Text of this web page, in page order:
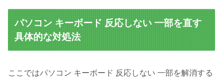
パソコン キーボード 反応しない 一部を直す
具体的な対処法
ここではパソコン キーボード 反応しない 一部を解消する